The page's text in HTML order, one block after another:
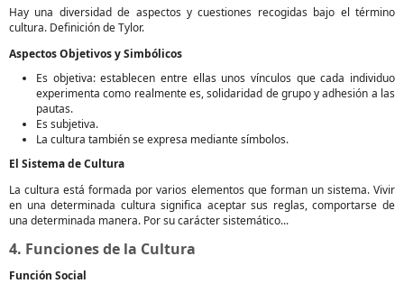
Hay una diversidad de aspectos y cuestiones recogidas bajo el término
cultura. Definición de Tylor.
Aspectos Objetivos y Simbólicos
Es objetiva: establecen entre ellas unos vínculos que cada individuo
experimenta como realmente es, solidaridad de grupo y adhesión a las
pautas.
Es subjetiva.
La cultura también se expresa mediante símbolos.
El Sistema de Cultura
La cultura está formada por varios elementos que forman un sistema. Vivir
en una determinada cultura significa aceptar sus reglas, comportarse de
una determinada manera. Por su carácter sistemático...
4. Funciones de la Cultura
Función Social